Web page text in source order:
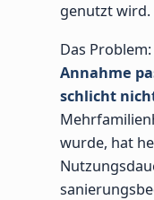
genutzt wird.
Das Problem:
Annahme
schlicht
wurde, hat